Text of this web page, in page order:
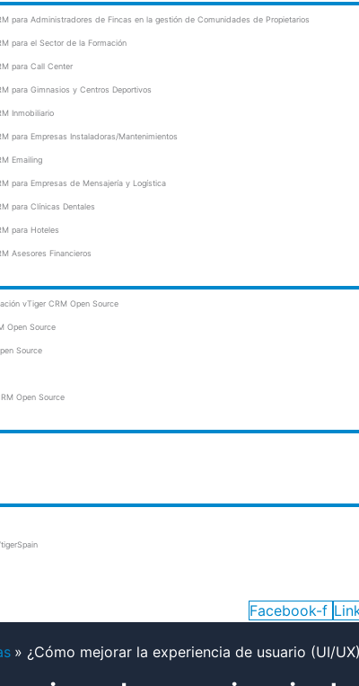
para Administradores de Fincas en la gestión de Comunidades de Propietarios
para el Sector de la Formación
para Call Center
para Gimnasios y Centros Deportivos
Inmobiliario
para Empresas Instaladoras/Mantenimientos
Emailing
para Empresas de Mensajería y Logística
para Clínicas Dentales
para Hoteles
Asesores Financieros
vTiger CRM Open Source
Open Source
Source
Open Source
Facebook-f
¿Cómo mejorar la experiencia de usuario (UI/